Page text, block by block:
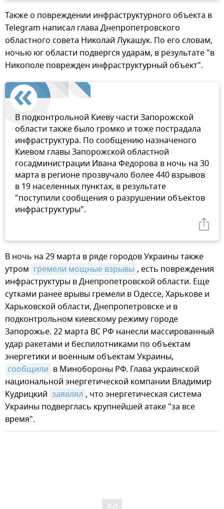
Также о повреждении инфраструктурного объекта в
Telegram написал глава Днепропетровского
областного совета Николай Лукашук. По его словам,
ночью юг области подвергся ударам, в результате "в
Никополе поврежден инфраструктурный объект".
В подконтрольной Киеву части Запорожской
области также было громко и тоже пострадала
инфраструктура. По сообщению назначеного
Киевом главы Запорожской областной
госадминистрации Ивана Федорова в ночь на 30
марта в регионе прозвучало более 440 взрывов
в 19 населенных пунктах, в результате
"поступили сообщения о разрушении объектов
инфраструктуры".
В ночь на 29 марта в ряде городов Украины также
утром гремели мощные взрывы , есть повреждения
инфраструктуры в Днепропетровской области. Еще
сутками ранее врывы гремели в Одессе, Харькове и
Харьковской области, Днепропетровске и в
подконтрольном киевскому режиму городе
Запорожье. 22 марта ВС РФ нанесли массированный
удар ракетами и беспилотниками по объектам
энергетики и военным объектам Украины,
сообщили в Минобороны РФ. Глава украинской
национальной энергетической компании Владимир
Кудрицкий заявлял , что энергетическая система
Украины подверглась крупнейшей атаке "за все
время".